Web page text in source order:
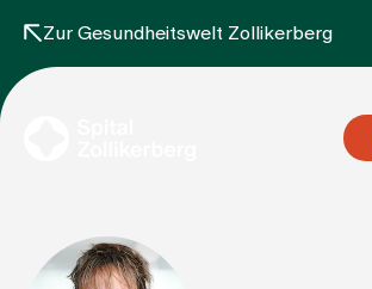
Zur Gesundheitswelt Zollikerberg